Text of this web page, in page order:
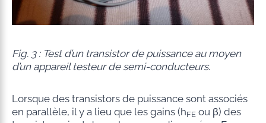
Fig. 3 : Test d’un transistor de puissance au moyen
d’un appareil testeur de semi-conducteurs.
Lorsque des transistors de puissance sont associés
en parallèle, il y a lieu que les gains (hFEou β) des